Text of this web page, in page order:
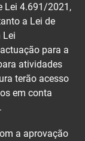
Lei 4.691/2021,
a Lei de
Lei
para a
atividades
terão acesso
em conta
a aprovação